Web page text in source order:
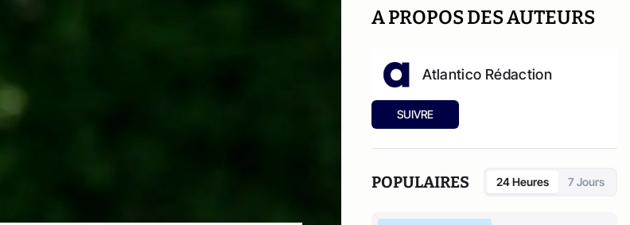
A PROPOS DES AUTEURS
Atlantico Rédaction
SUIVRE
POPULAIRES 24 Heures 7 Jours